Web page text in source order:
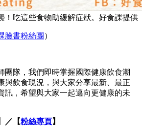
！吃這些食物助緩解症狀。好食課提供
臉書粉絲團 ）
團隊，我們即時掌握國際健康飲食潮
與飲食現況，與大家分享最新、最正
訊，希望與大家一起邁向更健康的未
／【粉絲專頁 】